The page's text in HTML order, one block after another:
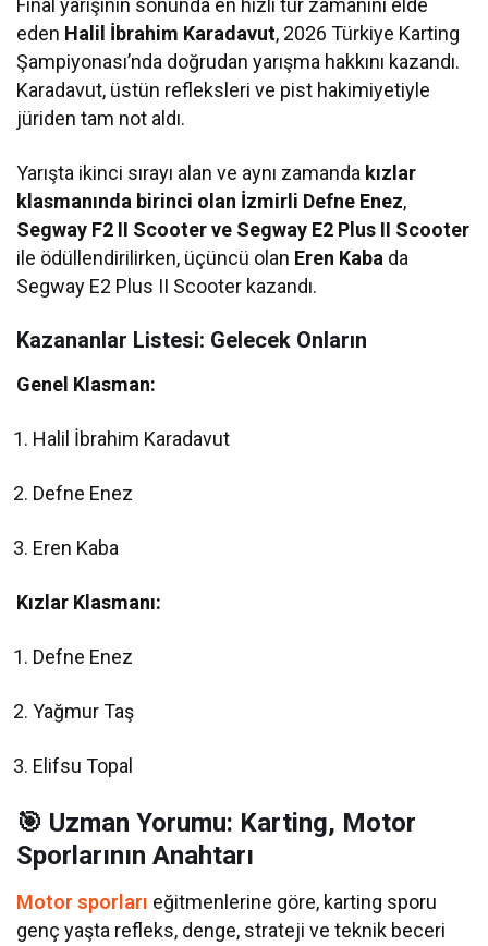
Final yarışının sonunda en hızlı tur zamanını elde
eden Halil İbrahim Karadavut, 2026 Türkiye Karting
Şampiyonası’nda doğrudan yarışma hakkını kazandı.
Karadavut, üstün refleksleri ve pist hakimiyetiyle
jüriden tam not aldı.
Yarışta ikinci sırayı alan ve aynı zamanda kızlar
klasmanında birinci olan İzmirli Defne Enez,
Segway F2 II Scooter ve Segway E2 Plus II Scooter
ile ödüllendirilirken, üçüncü olan Eren Kaba da
Segway E2 Plus II Scooter kazandı.
Kazananlar Listesi: Gelecek Onların
Genel Klasman:
Halil İbrahim Karadavut
Defne Enez
Eren Kaba
Kızlar Klasmanı:
Defne Enez
Yağmur Taş
Elifsu Topal
🎯 Uzman Yorumu: Karting, Motor
Sporlarının Anahtarı
Motor sporları eğitmenlerine göre, karting sporu
genç yaşta refleks, denge, strateji ve teknik beceri